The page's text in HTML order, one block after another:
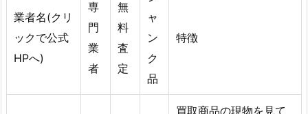
業者名(クリ
ックで公式
HPへ)
専
門
業
者
無
料
査
定
ャ
ン
ク
品
特徴
買取商品の現物を見て